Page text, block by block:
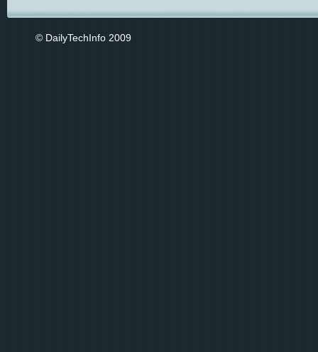
© DailyTechInfo 2009